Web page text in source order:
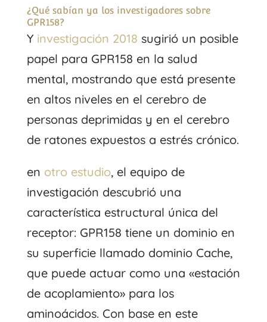
¿Qué sabían ya los investigadores sobre
GPR158?
Y investigación 2018 sugirió un posible
papel para GPR158 en la salud
mental, mostrando que está presente
en altos niveles en el cerebro de
personas deprimidas y en el cerebro
de ratones expuestos a estrés crónico.
en otro estudio, el equipo de
investigación descubrió una
característica estructural única del
receptor: GPR158 tiene un dominio en
su superficie llamado dominio Cache,
que puede actuar como una «estación
de acoplamiento» para los
aminoácidos. Con base en este